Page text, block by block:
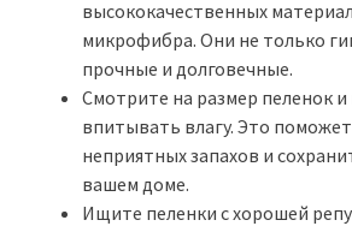
высококачественных
микрофибра. Они не только
прочные и долговечные.
Смотрите на размер пеленок и
впитывать влагу. Это
неприятных запахов и
вашем доме.
Ищите пеленки с хорошей